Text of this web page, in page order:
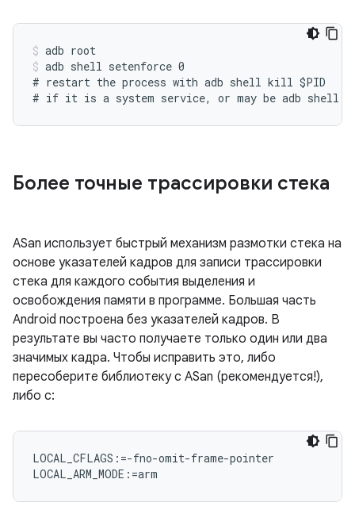
adb root
adb shell setenforce 0
# restart the process with adb shell kill $PID
Более точные трассировки стека
ASan использует быстрый механизм размотки стека на
основе указателей кадров для записи трассировки
стека для каждого события выделения и
освобождения памяти в программе. Большая часть
Android построена без указателей кадров. В
результате вы часто получаете только один или два
значимых кадра. Чтобы исправить это, либо
пересоберите библиотеку с ASan (рекомендуется!),
либо с:
LOCAL_CFLAGS:=-fno-omit-frame-pointer